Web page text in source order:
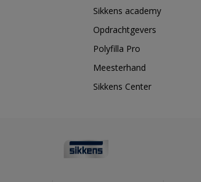
Sikkens academy
Opdrachtgevers
Polyfilla Pro
Meesterhand
Sikkens Center